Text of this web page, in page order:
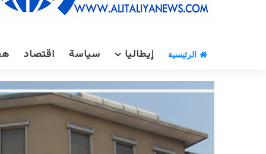
الرئيسية إيطاليا سياسة اقتصاد